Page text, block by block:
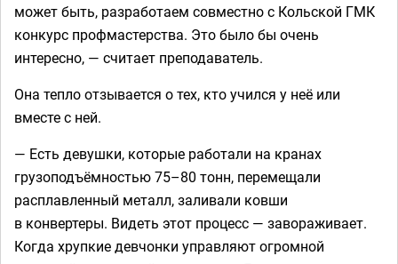
может быть, разработаем совместно с Кольской ГМК
конкурс профмастерства. Это было бы очень
интересно, — считает преподаватель.
Она тепло отзывается о тех, кто учился у неё или
вместе с ней.
— Есть девушки, которые работали на кранах
грузоподъёмностью 75–80 тонн, перемещали
расплавленный металл, заливали ковши
в конвертеры. Видеть этот процесс — завораживает.
Когда хрупкие девчонки управляют огромной